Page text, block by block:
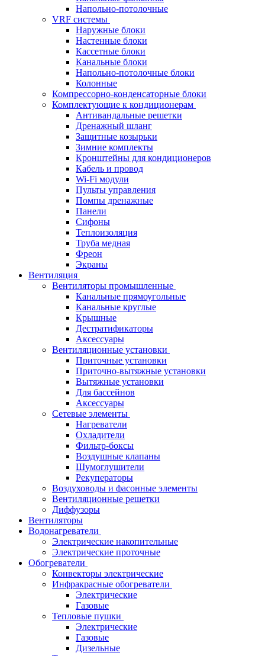
Напольно-потолочные
VRF системы
Наружные блоки
Настенные блоки
Кассетные блоки
Канальные блоки
Напольно-потолочные блоки
Колонные
Компрессорно-конденсаторные блоки
Комплектующие к кондиционерам
Антивандальные решетки
Дренажный шланг
Защитные козырьки
Зимние комплекты
Кронштейны для кондиционеров
Кабель и провод
Wi-Fi модули
Пульты управления
Помпы дренажные
Панели
Сифоны
Теплоизоляция
Труба медная
Фреон
Экраны
Вентиляция
Вентиляторы промышленные
Канальные прямоугольные
Канальные круглые
Крышные
Дестратификаторы
Аксессуары
Вентиляционные установки
Приточные установки
Приточно-вытяжные установки
Вытяжные установки
Для бассейнов
Аксессуары
Сетевые элементы
Нагреватели
Охладители
Фильтр-боксы
Воздушные клапаны
Шумоглушители
Рекуператоры
Воздуховоды и фасонные элементы
Вентиляционные решетки
Диффузоры
Вентиляторы
Водонагреватели
Электрические накопительные
Электрические проточные
Обогреватели
Конвекторы электрические
Инфракрасные обогреватели
Электрические
Газовые
Тепловые пушки
Электрические
Газовые
Дизельные